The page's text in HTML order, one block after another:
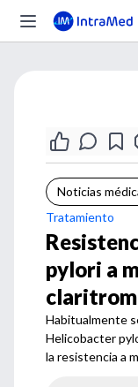
Noticias
Tratamiento
pylori a
Habitualmente
Helicobacter
la resistencia a